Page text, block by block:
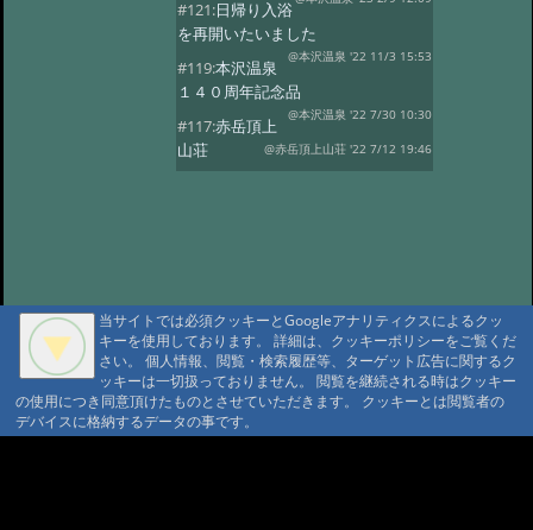
#121:日帰り入浴
を再開いたいました
@本沢温泉 '22 11/3 15:53
#119:本沢温泉
１４０周年記念品
@本沢温泉 '22 7/30 10:30
#117:赤岳頂上
山荘
@赤岳頂上山荘 '22 7/12 19:46
予定
#111:野天風呂再開のお知らせ
@ '21 9/16 13:41
#110: 現在野天風呂は
ご利用いただけません
@ '21 9/1 10:24
#109: 2021年度 【本沢温泉】今シー
当サイトでは必須クッキーとGoogleアナリティクスによるクッ
キーを使用しております。 詳細は、クッキーポリシーをご覧くだ
さい。 個人情報、閲覧・検索履歴等、ターゲット広告に関するク
ッキーは一切扱っておりません。 閲覧を継続される時はクッキー
の使用につき同意頂けたものとさせていただきます。 クッキーとは閲覧者の
デバイスに格納するデータの事です。